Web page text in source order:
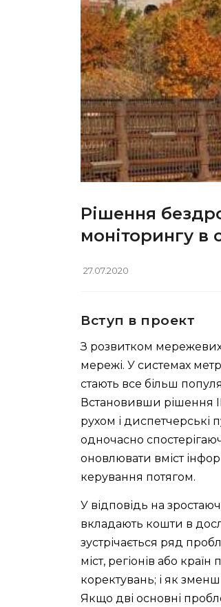
Рішення
моніторингу в
27.07.2020
Вступ в проект
З розвитком мережевих
мережі. У системах
стають все більш
Встановивши рішення
рухом і диспетчерські
одночасно
оновлювати вміст
керування потягом.
У відповідь на
вкладають кошти в
зустрічається ряд
міст, регіонів або
коректувань; і як
Якщо дві основні